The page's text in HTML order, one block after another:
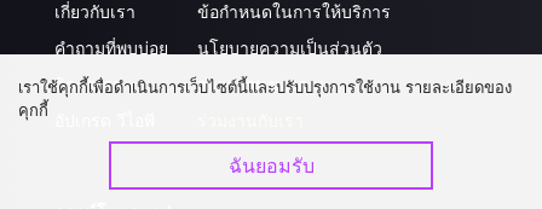
เกี่ยวกับเรา
คำถามที่พบบ่อย
ติดต่อเรา
ข้อกำหนดในการให้บริการ
นโยบายความเป็นส่วนตัว
ส่งผลงานของคุณ
เราใช้คุกกี้เพื่อดำเนินการเว็บไซต์นี้และปรับปรุงการใช้งาน รายละเอียดของ
คุกกี้
ฉันยอมรับ